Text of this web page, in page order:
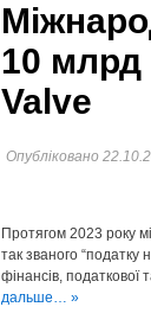
10 млрд
Valve
Опубліковано
Протягом 2023 року
так званого “податку
фінансів,
дальше… »